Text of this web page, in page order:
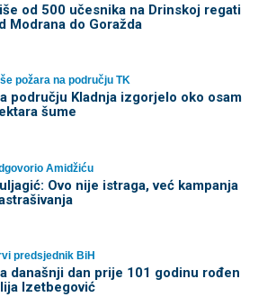
od 500 učesnika na Drinskoj regati
Modrana do Goražda
požara na području TK
području Kladnja izgorjelo oko osam
šume
Amidžiću
Ovo nije istraga, već kampanja
predsjednik BiH
današnji dan prije 101 godinu rođen
Izetbegović